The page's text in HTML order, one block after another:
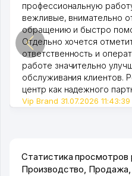
профессиональную
вежливые, внимательно
обращению и быстро
Отдельно хочется
ответственность и
работе значительно
обслуживания клиентов.
центр как надежного
Vip Brand 31.07.2026 11:43:39
Статистика просмотров
Производство,